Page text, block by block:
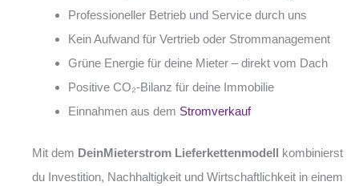
Professioneller Betrieb und Service durch uns
Kein Aufwand für Vertrieb oder Strommanagement
Grüne Energie für deine Mieter – direkt vom Dach
Positive CO₂-Bilanz für deine Immobilie
Einnahmen aus dem Stromverkauf
Mit dem DeinMieterstrom Lieferkettenmodell kombinierst
du Investition, Nachhaltigkeit und Wirtschaftlichkeit in einem